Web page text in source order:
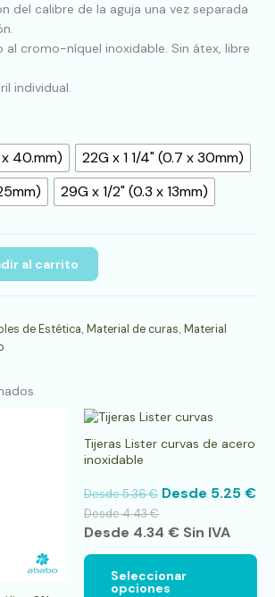
del calibre de la aguja una vez separada
al cromo-níquel inoxidable. Sin átex, libre
individual.
x 40.mm)
22G x 1 1/4" (0.7 x 30mm)
29G x 1/2" (0.3 x 13mm)
al carrito
de Estética Material de curas Material
Tijeras Lister curvas de acero
inoxidable
Desde5.36€ Desde 5.25€
Desde4.43€
Desde 4.34 € Sin IVA
Seleccionar
opciones